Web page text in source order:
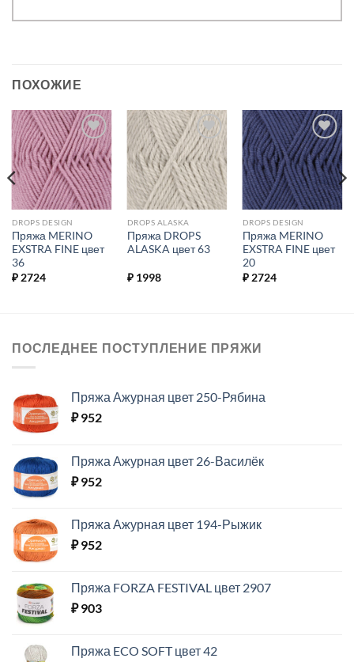
ПОХОЖИЕ
Добавить в
избранное.
DROPS DESIGN
Пряжа MERINO
EXSTRA FINE цвет
36
₽2724
Добавить в
избранное.
DROPS ALASKA
Пряжа DROPS
ALASKA цвет 63
₽1998
Добавить в
избранное.
DROPS DESIGN
Пряжа MERINO
EXSTRA FINE цвет
20
₽2724
ПОСЛЕДНЕЕ ПОСТУПЛЕНИЕ ПРЯЖИ
Пряжа Ажурная цвет 250-Рябина
₽952
Пряжа Ажурная цвет 26-Василёк
₽952
Пряжа Ажурная цвет 194-Рыжик
₽952
Пряжа FORZA FESTIVAL цвет 2907
₽903
Пряжа ECO SOFT цвет 42